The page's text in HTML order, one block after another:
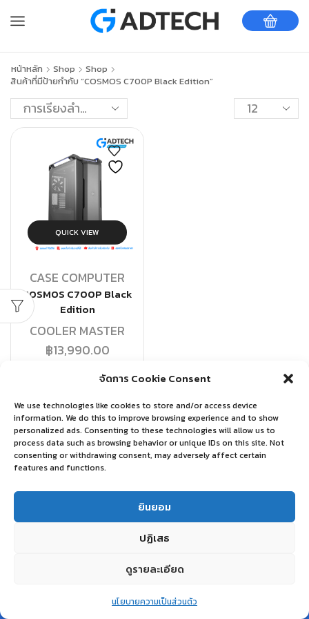
จัดการ Cookie Consent
We use technologies like cookies to store and/or access device
information. We do this to improve browsing experience and to show
personalized ads. Consenting to these technologies will allow us to
process data such as browsing behavior or unique IDs on this site. Not
consenting or withdrawing consent, may adversely affect certain
features and functions.
ยินยอม
ปฏิเสธ
ดูรายละเอียด
นโยบายความเป็นส่วนตัว
หน้าหลัก Shop
Shop
สินค้าที่มีป้ายกำกับ “COSMOS C700P Black Edition”
QUICK VIEW
CASE COMPUTER
COSMOS C700P Black
Edition
COOLER MASTER
฿13,990.00
หยิบใส่ตะกร้า
Wishlist